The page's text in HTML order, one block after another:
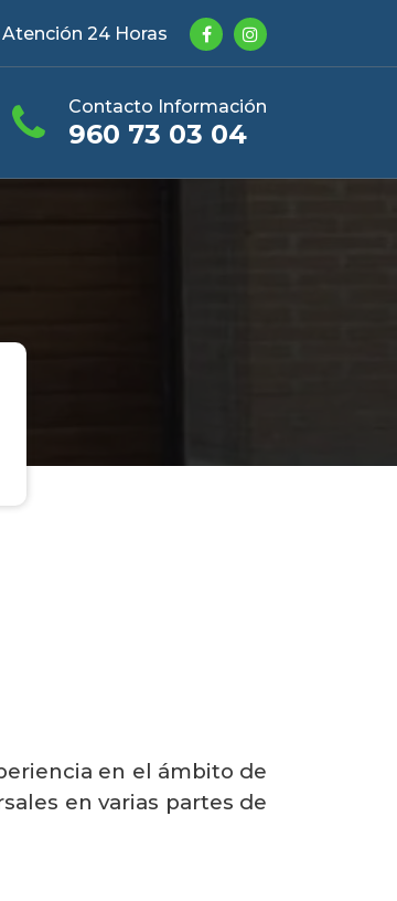
24 Horas
Contacto Información
960 73 03 04
en el ámbito de
en varias partes de